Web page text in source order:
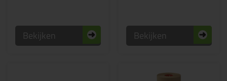
Bekijken Bekijken